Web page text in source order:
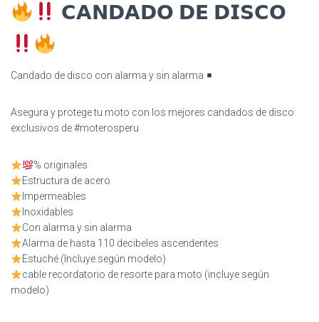
𝗖𝗔𝗡𝗗𝗔𝗗𝗢 𝗗𝗘 𝗗𝗜𝗦𝗖𝗢
Candado de disco con alarma y sin alarma
Asegura y protege tu moto con los mejores candados de disco
exclusivos de #moterosperu
% originales
Estructura de acero
Impermeables
Inoxidables
Con alarma y sin alarma
Alarma de hasta 110 decibeles ascendentes
Estuché (Incluye según modelo)
cable recordatorio de resorte para moto (incluye según
modelo)